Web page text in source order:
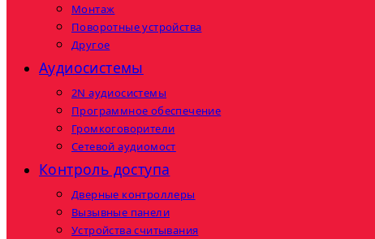
Монтаж
Поворотные устройства
Другое
Аудиосистемы
2N аудиосистемы
Программное обеспечение
Громкоговорители
Сетевой аудиомост
Контроль доступа
Дверные контроллеры
Вызывные панели
Устройства считывания